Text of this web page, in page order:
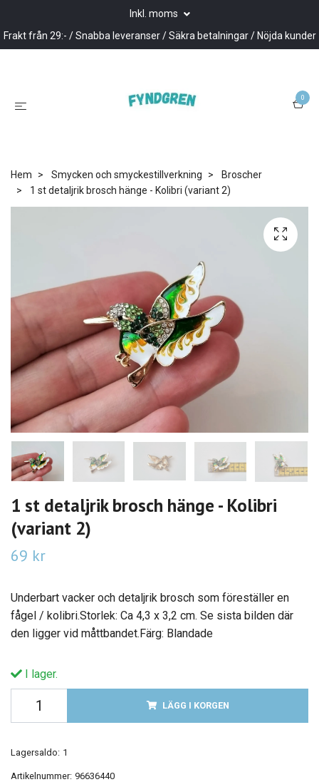
Inkl. moms
Frakt från 29:- / Snabba leveranser / Säkra betalningar / Nöjda kunder
0
Hem Smycken och smyckestillverkning
Broscher
1 st detaljrik brosch hänge - Kolibri (variant 2)
1 st detaljrik brosch hänge - Kolibri
(variant 2)
69 kr
Underbart vacker och detaljrik brosch som föreställer en
fågel / kolibri.Storlek: Ca 4,3 x 3,2 cm. Se sista bilden där
den ligger vid måttbandet.Färg: Blandade
I lager.
LÄGG I KORGEN
Lagersaldo: 1
Artikelnummer: 96636440